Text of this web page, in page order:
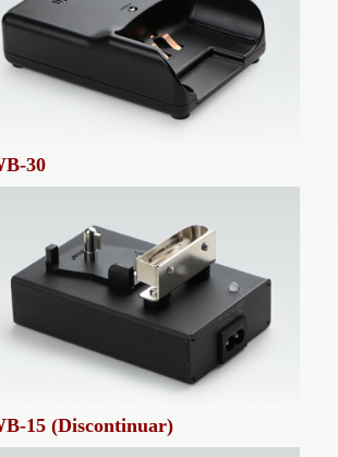
30
15 (Discontinuar)